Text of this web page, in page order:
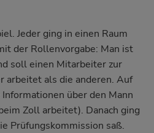
Jeder ging in einen Raum
der Rollenvorgabe: Man ist
soll einen Mitarbeiter zur
arbeitet als die anderen. Auf
über den Mann
Zoll arbeitet). Danach ging
Prüfungskommission saß.